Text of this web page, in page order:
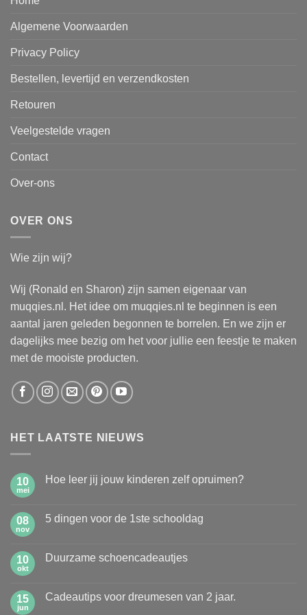
Algemene Voorwaarden
Privacy Policy
Bestellen, levertijd en verzendkosten
Retouren
Veelgestelde vragen
Contact
Over-ons
OVER ONS
Wie zijn wij?
Wij (Ronald en Sharon) zijn samen eigenaar van
muqqies.nl. Het idee om muqqies.nl te beginnen is een
aantal jaren geleden begonnen te borrelen. En we zijn er
dagelijks mee bezig om het voor jullie een feestje te maken
met de mooiste producten.
HET LAATSTE NIEUWS
10
mei
Hoe leer jij jouw kinderen zelf opruimen?
Hoe
kinderen
08
nov
5 dingen voor de 1ste schooldag
5
1ste
10
okt
Duurzame schoencadeautjes
Duurzame
15
jun
Cadeautips voor dreumesen van 2 jaar.